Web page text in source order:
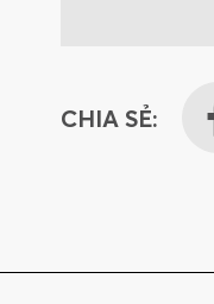
CHIA SẺ: